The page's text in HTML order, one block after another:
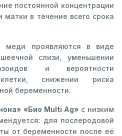
постоянной концентрации
в течение всего срока
меди проявляются в виде
слизи, уменьшении
и вероятности
снижении риска
беременности.
«Био Multi Ag»с низким
для послеродовой
от беременности после её